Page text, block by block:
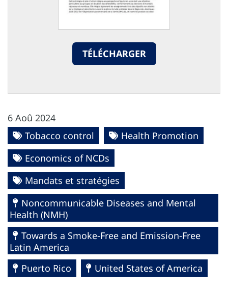
TÉLÉCHARGER
6 Aoû 2024
Tobacco control
Health Promotion
Economics of NCDs
Mandats et stratégies
Noncommunicable Diseases and Mental
Health (NMH)
Towards a Smoke-Free and Emission-Free
Latin America
Puerto Rico
United States of America